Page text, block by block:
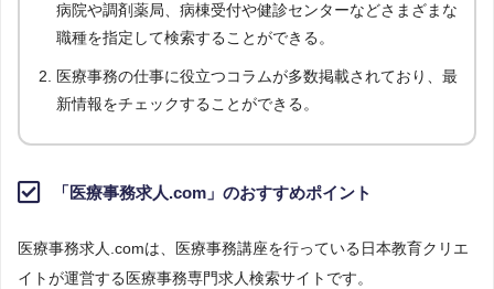
病院や調剤薬局、病棟受付や健診センターなどさまざまな
職種を指定して検索することができる。
医療事務の仕事に役立つコラムが多数掲載されており、最
新情報をチェックすることができる。
「医療事務求人.com」のおすすめポイント
医療事務求人.comは、医療事務講座を行っている日本教育クリエ
イトが運営する医療事務専門求人検索サイトです。